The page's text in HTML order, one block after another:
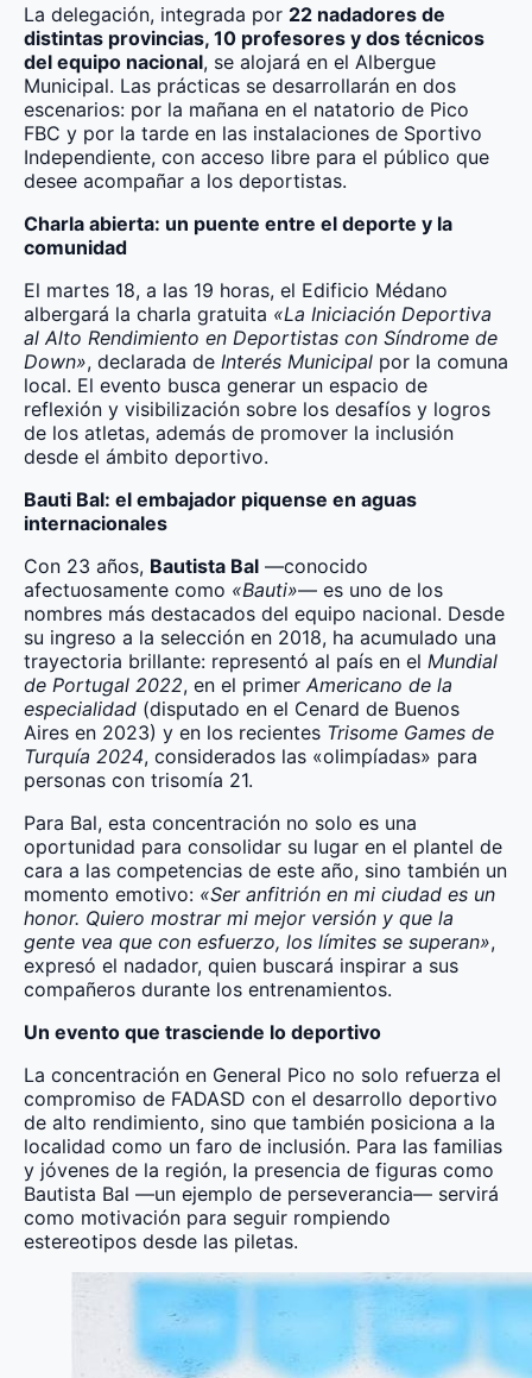
La delegación, integrada por 22 nadadores de
distintas provincias, 10 profesores y dos técnicos
del equipo nacional, se alojará en el Albergue
Municipal. Las prácticas se desarrollarán en dos
escenarios: por la mañana en el natatorio de Pico
FBC y por la tarde en las instalaciones de Sportivo
Independiente, con acceso libre para el público que
desee acompañar a los deportistas.
Charla abierta: un puente entre el deporte y la
comunidad
El martes 18, a las 19 horas, el Edificio Médano
albergará la charla gratuita «La Iniciación Deportiva
al Alto Rendimiento en Deportistas con Síndrome de
Down», declarada de Interés Municipal por la comuna
local. El evento busca generar un espacio de
reflexión y visibilización sobre los desafíos y logros
de los atletas, además de promover la inclusión
desde el ámbito deportivo.
Bauti Bal: el embajador piquense en aguas
internacionales
Con 23 años, Bautista Bal —conocido
afectuosamente como «Bauti»— es uno de los
nombres más destacados del equipo nacional. Desde
su ingreso a la selección en 2018, ha acumulado una
trayectoria brillante: representó al país en el Mundial
de Portugal 2022, en el primer Americano de la
especialidad (disputado en el Cenard de Buenos
Aires en 2023) y en los recientes Trisome Games de
Turquía 2024, considerados las «olimpíadas» para
personas con trisomía 21.
Para Bal, esta concentración no solo es una
oportunidad para consolidar su lugar en el plantel de
cara a las competencias de este año, sino también un
momento emotivo: «Ser anfitrión en mi ciudad es un
honor. Quiero mostrar mi mejor versión y que la
gente vea que con esfuerzo, los límites se superan»,
expresó el nadador, quien buscará inspirar a sus
compañeros durante los entrenamientos.
Un evento que trasciende lo deportivo
La concentración en General Pico no solo refuerza el
compromiso de FADASD con el desarrollo deportivo
de alto rendimiento, sino que también posiciona a la
localidad como un faro de inclusión. Para las familias
y jóvenes de la región, la presencia de figuras como
Bautista Bal —un ejemplo de perseverancia— servirá
como motivación para seguir rompiendo
estereotipos desde las piletas.